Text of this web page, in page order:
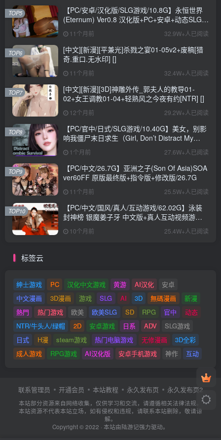
【PC/安卓/汉化版/SLG游戏/10.8G】永恒世界
(Eternum) Ver0.8 汉化版+PC+安卓+动态SLG游
戏+10.8G
11个月前 32.9W+人已阅读
TOP5
[中文][新漫][平兼光]杀戮之宴01-05v2+废稿[猎
奇.重口.无水印] []
11个月前 32.4W+人已阅读
TOP6
[中文][新漫][3D]神雕外传_郭夫人的教导01-
02+女王调教01-04+轻熟风之今夜有约[NTR] []
12个月前 29.2W+人已阅读
TOP7
【PC/官中/日式/SLG游戏/10.40G】美女，别影
响我僵尸末日求生（Girl, Don’t Distract My
Zombie Survival）官中步兵版+日式SLG游戏
+10.40G
1个月前 27.6W+人已阅读
TOP8
【PC/中文/26.7G】亚洲之子(Son Of Asia)SOA
ver60FF 原版最终版+指令版+修改版/26.7G
11个月前 25.5W+人已阅读
TOP9
【PC/中文/国风/真人/互动游戏/62.02G】泳装
封神榜 银魔姜子牙 中文版+真人互动视频游戏
+62.02G
10个月前 25.4W+人已阅读
TOP10
标签云
绅士游戏 PC 汉化中文游戏 黄游 AI汉化
安卓
中文漫画
3D漫画 游戏 SLG AI 3D 無碼漫画
新漫
熱門
热门游戏 欧美 欧美SLG SD RPG 官中
动态
NTR/牛头人/绿帽
2D 安卓游戏 日系 ADV
SLG游戏
日式
H漫 steam游戏 热门电脑游戏 无修漫画
3D全彩
成人游戏
RPG游戏 AI汉化版 安卓手机游戏 神作 互动
联系管理员 开通会员 本站教程 永久发布页 永久发布页2
本站部分资源来自网络收集，仅供学习和交流，请遵循相关法律法规。
本站资源不代表本站立场，如有侵权和违规，请联系本站删除，敬请谅
解。
Copyright © 2022 · 本站由陆游记强力驱动。